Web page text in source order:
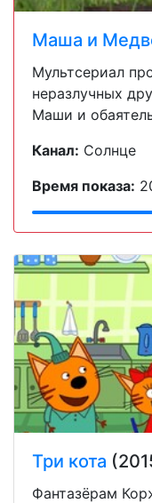
Маша и
Мультсериал
неразлучных
Маши и
Канал: Солнце
Время показа:
Три кота
Фантазёрам